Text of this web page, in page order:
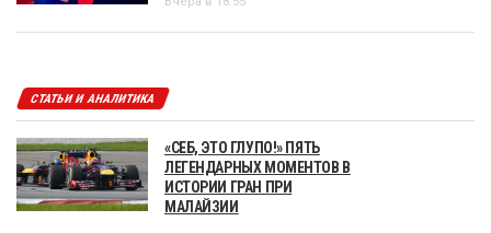
СТАТЬИ И АНАЛИТИКА
«СЕБ, ЭТО ГЛУПО!» ПЯТЬ
ЛЕГЕНДАРНЫХ МОМЕНТОВ В
ИСТОРИИ ГРАН ПРИ
МАЛАЙЗИИ